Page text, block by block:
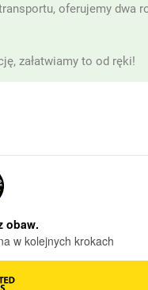
oferujemy dwa
załatwiamy to od ręki!